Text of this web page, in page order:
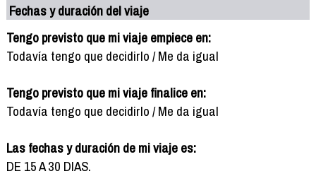
Fechas y duración del viaje
Tengo previsto que mi viaje empiece en:
Todavía tengo que decidirlo / Me da igual
Tengo previsto que mi viaje finalice en:
Todavía tengo que decidirlo / Me da igual
Las fechas y duración de mi viaje es:
DE 15 A 30 DIAS.